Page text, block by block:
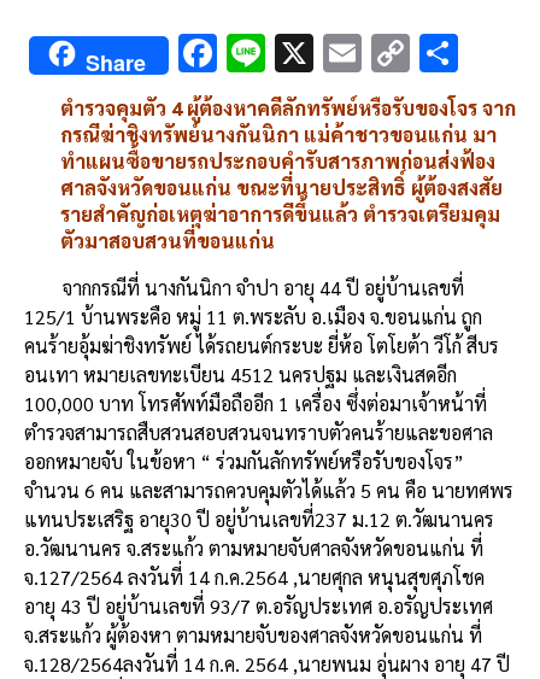
Share F
ac
e
b
o
o
k
Li
n
e
X E
m
ai
l
C
o
py
Li
n
h
ar
e
ตำรวจคุมตัว 4 ผู้ต้องหาคดีลักทรัพย์หรือรับของโจร จาก
กรณีฆ่าชิงทรัพย์นางกันนิกา แม่ค้าชาวขอนแก่น มา
ทำแผนซื้อขายรถประกอบคำรับสารภาพก่อนส่งฟ้อง
ศาลจังหวัดขอนแก่น ขณะที่นายประสิทธิ์ ผู้ต้องสงสัย
รายสำคัญก่อเหตุฆ่าอาการดีขึ้นแล้ว ตำรวจเตรียมคุม
ตัวมาสอบสวนที่ขอนแก่น
จากกรณีที่ นางกันนิกา จำปา อายุ 44 ปี อยู่บ้านเลขที่
125/1 บ้านพระคือ หมู่ 11 ต.พระลับ อ.เมือง จ.ขอนแก่น ถูก
คนร้ายอุ้มฆ่าชิงทรัพย์ ได้รถยนต์กระบะ ยี่ห้อ โตโยต้า วีโก้ สีบร
อนเทา หมายเลขทะเบียน 4512 นครปฐม และเงินสดอีก
100,000 บาท โทรศัพท์มือถืออีก 1 เครื่อง ซึ่งต่อมาเจ้าหน้าที่
ตำรวจสามารถสืบสวนสอบสวนจนทราบตัวคนร้ายและขอศาล
ออกหมายจับ ในข้อหา “ ร่วมกันลักทรัพย์หรือรับของโจร”
จำนวน 6 คน และสามารถควบคุมตัวได้แล้ว 5 คน คือ นายทศพร
แทนประเสริฐ อายุ30 ปี อยู่บ้านเลขที่237 ม.12 ต.วัฒนานคร
อ.วัฒนานคร จ.สระแก้ว ตามหมายจับศาลจังหวัดขอนแก่น ที่
จ.127/2564 ลงวันที่ 14 ก.ค.2564 ,นายศุกล หนุนสุขศุภโชค
อายุ 43 ปี อยู่บ้านเลขที่ 93/7 ต.อรัญประเทศ อ.อรัญประเทศ
จ.สระแก้ว ผู้ต้องหา ตามหมายจับของศาลจังหวัดขอนแก่น ที่
จ.128/2564ลงวันที่ 14 ก.ค. 2564 ,นายพนม อุ่นผาง อายุ 47 ปี